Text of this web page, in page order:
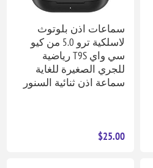
سماعات اذن بلوتوث
لاسلكية ترو 5.0 من كيو
سي واي T9S رياضية
للجري الصغيرة للغاية
سماعة اذن ثنائية السنور
$25.00